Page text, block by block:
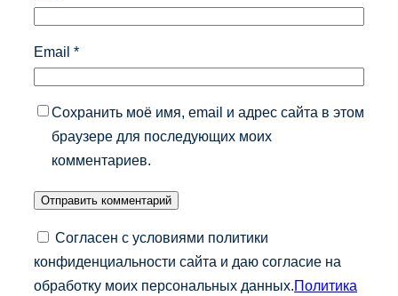
Email *
Сохранить моё имя, email и адрес сайта в этом
браузере для последующих моих
комментариев.
Согласен с условиями политики
конфиденциальности сайта и даю согласие на
обработку моих персональных данных.Политика